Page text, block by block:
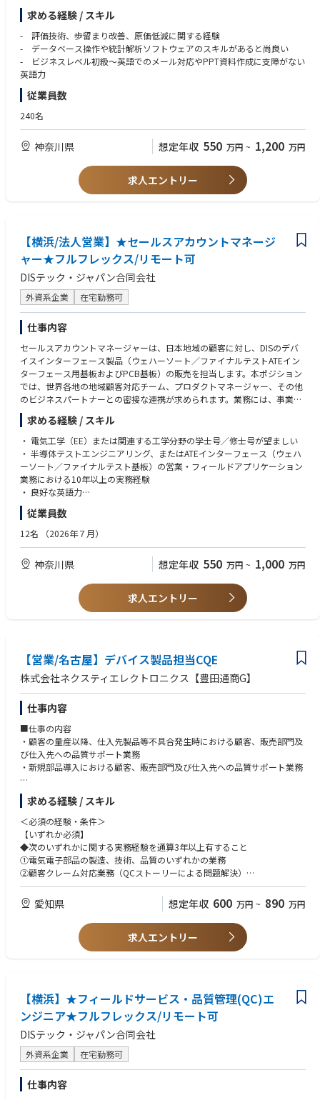
データベースの操作や統計ソフトのご知見をお持ちの方は、下記業務でも
ご活躍いただけます
（4）製品歩留まり改善に関するDX推進 ※AIの導入プロジェクト参画の
可能性
【ミッション】
従事しつつ、さらなる歩留改善、原価低減、生産効率向上に向けた製品技
術業務を担当する。需要変動が激しい市場において、製品を柔軟に供給す
るために、ウエハ工程と後工程のエンジニアをリードして製品の品質向上
や生産効率の向上を実現できるスキルが要求される。
-メガデータセンターやAI/MLに不可欠な最先端の高速光デバイスの生産に
ことが期待される。
〇「仮説→提案→即実装」の改善サイクルを重視
〇海外拠点との連携が前提（英語は実務ツール）
〇成果ベース評価（年功序列ではない）
〇少数精鋭で意思決定が速く、裁量が大きい
■光デバイスとは
AIやデータセンターの普及により、従来の電気信号では
「消費電力・発熱・速度」の限界が顕在化しています。
この課題を解決する技術が光デバイス（光I/O）です。
①高速・大容量
②低消費電力
③長距離伝送
⇒ 次世代インフラを支えるコア技術として急成長中です。
■同社の立ち位置
日立の光技術をルーツに持つLumentumの中核拠点
「設計×量産をつなぐ技術拠点」という独自ポジション
世界市場に直結する製品開発
海外との日常的な技術連携
⇒ 自分のプロセス改善が直接、世界の通信インフラに影響する環境
■向いている方
プロセスを「装置条件」ではなく「製品価値」で考えたい方
研究だけ／量産だけに偏らずキャリアを広げたい方
■参考
・採用サイト
求める経験 / スキル
- 評価技術、歩留まり改善、原価低減に関する経験
- データベース操作や統計解析ソフトウェアのスキルがあると尚良い
- ビジネスレベル初級～英語でのメール対応やPPT資料作成に支障がない
英語力
従業員数
240名
神奈川県 想定年収 550 万円 ~ 1,200 万円
求人エントリー
【横浜/法人営業】★セールスアカウントマネージ
ャー★フルフレックス/リモート可
DISテック・ジャパン合同会社
外資系企業 在宅勤務可
仕事内容
セールスアカウントマネージャーは、日本地域の顧客に対し、DISのデバ
イスインターフェース製品（ウェハーソート／ファイナルテストATEイン
ターフェース用基板およびPCB基板）の販売を担当します。本ポジション
では、世界各地の地域顧客対応チーム、プロダクトマネージャー、その他
のビジネスパートナーとの密接な連携が求められます。業務には、事業目
標および業績達成に向けた受注・売上の推進が含まれます。セールスアカ
ウントマネージャーは、新規市場シェア獲得に向けた競合対応の販売戦略
において、地域顧客対応チームを牽引します。また、顧客満足度の管理お
よび製品価格交渉についても責任を担います。
【業務内容】
・ 新規事業機会の開拓およびアカウント戦略の策定
プロセスの推進
・ 社内サポートチームおよびリソースとの円滑な連携
・ 既存顧客との関係維持・拡大、および新規見込み顧客への営業機会の獲
・ 会社の事業目標達成および市場シェア拡大に向けた販売活動
求める経験 / スキル
・ 電気工学（EE）または関連する工学分野の学士号／修士号が望ましい
・ 半導体テストエンジニアリング、またはATEインターフェース（ウェハ
ーソート／ファイナルテスト基板）の営業・フィールドアプリケーション
業務における10年以上の実務経験
・ 良好な英語力
・ 優れた対人スキル
・ リーダーシップおよびチームワークの能力必須
【当社について】
半導体検査装置においてトップクラスのシェアを誇るテラダイン社に現在
あるDIS事業部が2024年5月に新会社として設立。
従業員数
12名 （2026年７月）
神奈川県 想定年収 550 万円 ~ 1,000 万円
求人エントリー
【営業/名古屋】デバイス製品担当CQE
株式会社ネクスティエレクトロニクス【豊田通商G】
仕事内容
■仕事の内容
・顧客の量産以降、仕入先製品等不具合発生時における顧客、販売部門及
び仕入先への品質サポート業務
・新規部品導入における顧客、販売部門及び仕入先への品質サポート業務
■求める役割
・販売した商品に対する顧客やその納入先、市場での品質不具合に関する
対応（不具合品受付/顧客ヒアリングに伴い、仕入先への不具合情報展
開、不具合発生原因と対策立案内容の妥当性確認、仕入先からの報告書を
基に顧客との不具合クローズ交渉）
・品質に関する工程監査対応(仕入先への国内/海外出張、監査前後のフォ
ロー、議事録対応)
■主な顧客：中堅・大手の車載・電機メーカー等
■出張：国内、海外 ※担当案件の状況次第となります
求める経験 / スキル
＜必須の経験・条件＞
【いずれか必須】
◆次のいずれかに関する実務経験を通算3年以上有すること
①電気電子部品の製造、技術、品質のいずれかの業務
②顧客クレーム対応業務（QCストーリーによる問題解決）
＜優遇経験・条件＞
①カメラもしくは液晶製造メーカー勤務経験をお持ちの方
②仕入先との協業による品質クレーム対応経験をお持ちの方
③不具合未然防止活動に対する経験をお持ちの方
④海外顧客や仕入先と英語もしくは中国語での意思疎通のできるかた
■期待する人物像
・人あたりよく、明るいコミュニケーションができる事
※外勤の営業職でも通用するような方をイメージしています。
・さまざまな環境変化に柔軟に対応できる事
・常に問題意識を持ち、問題発見及び問題解決がスピーディにできる事
・報告・連絡・相談をタイムリーにできる事
・最後まであきらめずにやりとおす、粘り強い精神力を持っている事
・限られた人数で業務を遂行することになるため、部内の担当業務に垣根
愛知県 想定年収 600 万円 ~ 890 万円
求人エントリー
【横浜】★フィールドサービス・品質管理(QC)エ
ンジニア★フルフレックス/リモート可
DISテック・ジャパン合同会社
外資系企業 在宅勤務可
仕事内容